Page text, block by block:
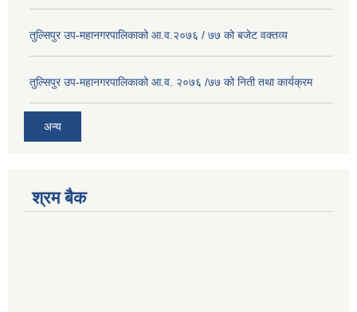
तुल्सिपुर उप-महानगरपालिकाको आ.व.२०७६ / ७७ को बजेट वक्तव्य
तुल्सिपुर उप-महानगरपालिकाको आ.व. २०७६ /७७ को निती तथा कार्यक्रम
अन्य
श्रम बैक